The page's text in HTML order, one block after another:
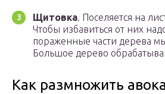
Щитовка. Поселяется на
Чтобы избавиться от них
пораженные части дерева
Большое дерево
Как размножить